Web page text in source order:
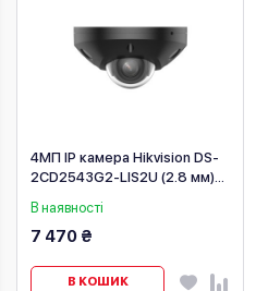
4МП IP камера Hikvision DS-
2CD2543G2-LIS2U (2.8 мм)
В наявності
7 470 ₴
В КОШИК